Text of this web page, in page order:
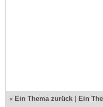
« Ein Thema zurück Ein